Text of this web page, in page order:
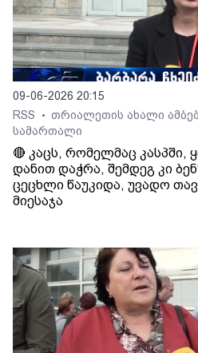
09-06-2026 20:15
RSS
• თრიალეთის ახალი
სამართალი
🔴 კაცს, რომელმაც
დანით დაჭრა, შემდეგ კი
ცეცხლი წაუკიდა, უვადო
მიესაჯა